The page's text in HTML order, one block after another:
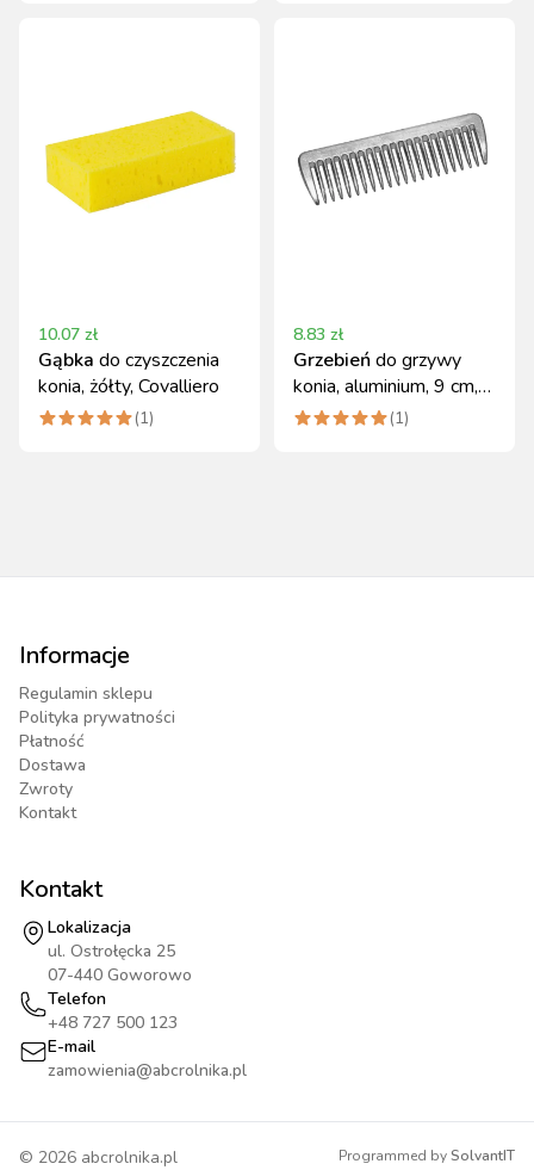
10.07 zł
Gąbka do czyszczenia
konia, żółty, Covalliero
(1)
8.83 zł
Grzebieńdo grzywy
konia, aluminium, 9 cm,
Covalliero
(1)
Informacje
Regulamin sklepu
Polityka prywatności
Płatność
Dostawa
Zwroty
Kontakt
Kontakt
Lokalizacja
ul. Ostrołęcka 25
07-440 Goworowo
Telefon
+48 727 500 123
E-mail
zamowienia@abcrolnika.pl
© 2026 abcrolnika.pl Programmed bySolvantIT